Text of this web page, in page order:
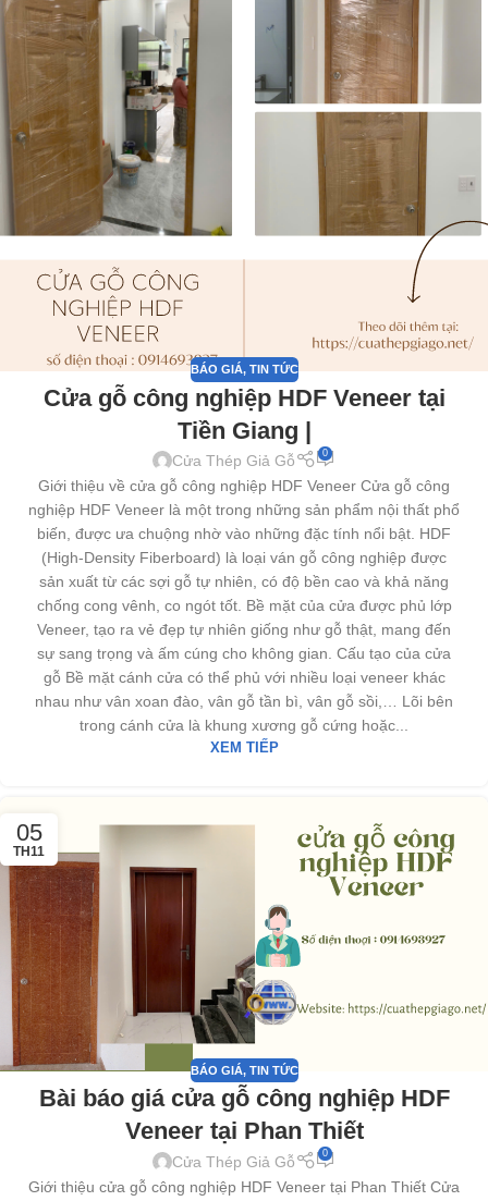
BÁO GIÁ, TIN TỨC
Cửa gỗ công nghiệp HDF Veneer tại
Tiền Giang |
Cửa Thép Giả Gỗ 0
Giới thiệu về cửa gỗ công nghiệp HDF Veneer Cửa gỗ công
nghiệp HDF Veneer là một trong những sản phẩm nội thất phổ
biến, được ưa chuộng nhờ vào những đặc tính nổi bật. HDF
(High-Density Fiberboard) là loại ván gỗ công nghiệp được
sản xuất từ các sợi gỗ tự nhiên, có độ bền cao và khả năng
chống cong vênh, co ngót tốt. Bề mặt của cửa được phủ lớp
Veneer, tạo ra vẻ đẹp tự nhiên giống như gỗ thật, mang đến
sự sang trọng và ấm cúng cho không gian. Cấu tạo của cửa
gỗ Bề mặt cánh cửa có thể phủ với nhiều loại veneer khác
nhau như vân xoan đào, vân gỗ tần bì, vân gỗ sồi,… Lõi bên
trong cánh cửa là khung xương gỗ cứng hoặc...
XEM TIẾP
05
TH11
BÁO GIÁ, TIN TỨC
Bài báo giá cửa gỗ công nghiệp HDF
Veneer tại Phan Thiết
Cửa Thép Giả Gỗ 0
Giới thiệu cửa gỗ công nghiệp HDF Veneer tại Phan Thiết Cửa